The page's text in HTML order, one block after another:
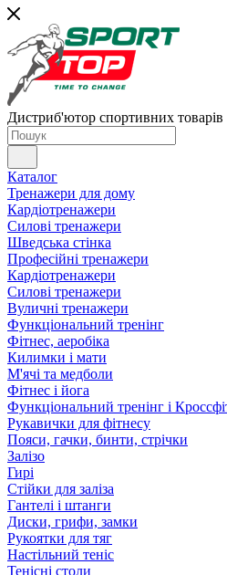
Дистриб'ютор спортивних товарів
Каталог
Тренажери для дому
Кардіотренажери
Силові тренажери
Шведська стінка
Професійні тренажери
Кардіотренажери
Силові тренажери
Вуличні тренажери
Функціональний тренінг
Фітнес, аеробіка
Килимки і мати
М'ячі та медболи
Фітнес і йога
Функціональний тренінг і
Рукавички для фітнесу
Пояси, гачки, бинти, стрічки
Залізо
Гирі
Стійки для заліза
Гантелі і штанги
Диски, грифи, замки
Рукоятки для тяг
Настільний теніс
Тенісні столи